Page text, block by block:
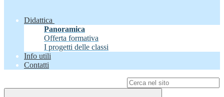
Didattica
Panoramica
Offerta formativa
I progetti delle classi
Info utili
Contatti